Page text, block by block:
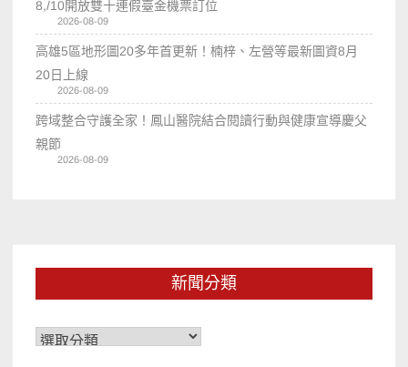
8,/10開放雙十連假臺金機票訂位
2026-08-09
高雄5區地形圖20多年首更新！楠梓、左營等最新圖資8月
20日上線
2026-08-09
跨域整合守護全家！鳳山醫院結合閱讀行動與健康宣導慶父
親節
2026-08-09
新聞分類
新